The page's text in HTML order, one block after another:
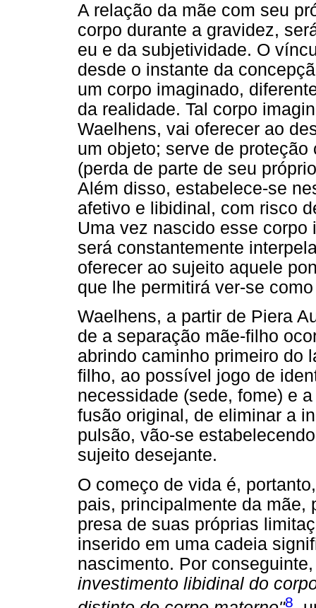
A relação da mãe com seu
corpo durante a gravidez,
eu e da subjetividade. O
desde o instante da
um corpo imaginado,
da realidade. Tal corpo
Waelhens, vai oferecer ao
um objeto; serve de
(perda de parte de seu
Além disso, estabelece-se
afetivo e libidinal, com risco
Uma vez nascido esse
será constantemente
oferecer ao sujeito aquele
que lhe permitirá ver-se
Waelhens, a partir de Piera
de a separação mãe-filho
abrindo caminho primeiro do
filho, ao possível jogo de
necessidade (sede, fome) e
fusão original, de eliminar a
pulsão, vão-se
sujeito desejante.
O começo de vida é,
pais, principalmente da mãe,
presa de suas próprias
inserido em uma cadeia
nascimento. Por
investimento libidinal do
8